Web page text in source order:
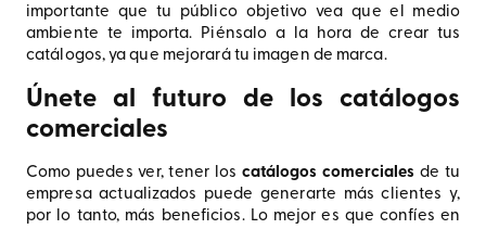
importante que tu público objetivo vea que el medio
ambiente te importa. Piénsalo a la hora de crear tus
catálogos, ya que mejorará tu imagen de marca.
Únete al futuro de los catálogos
comerciales
Como puedes ver, tener los catálogos comerciales de tu
empresa actualizados puede generarte más clientes y,
por lo tanto, más beneficios. Lo mejor es que confíes en